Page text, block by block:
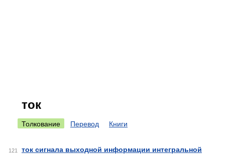
ток
Толкование Перевод Книги
121
ток сигнала выходной информации интегральной